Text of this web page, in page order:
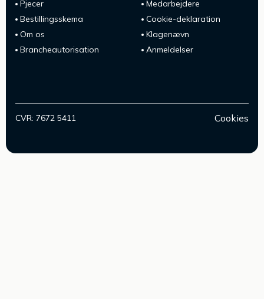
Pjecer
Bestillingsskema
Om os
Brancheautorisation
Medarbejdere
Cookie-deklaration
Klagenævn
Anmeldelser
CVR: 7672 5411 Cookies